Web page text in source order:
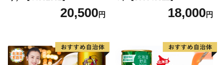
20,500円 18,000円